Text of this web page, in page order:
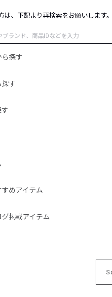
は、下記より再検索をお願いします。
ら探す
探す
めアイテム
掲載アイテム